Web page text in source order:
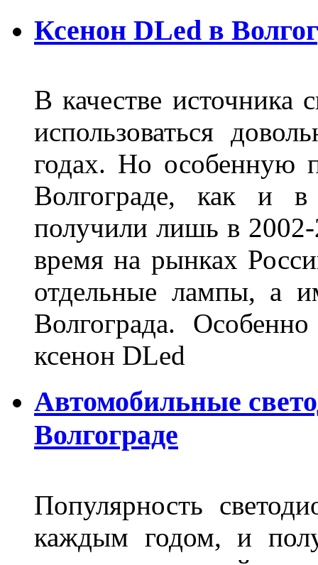
Ксенон DLed в
В качестве источника
использоваться
годах. Но особенную
Волгограде, как и
получили лишь в
время на рынках
отдельные лампы, а
Волгограда.
ксенон DLed
Автомобильные
Волгограде
Популярность
каждым годом, и